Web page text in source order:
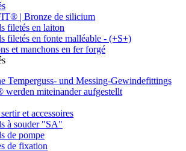
| Bronze de silicium
filetés en laiton
filetés en fonte malléable - (+S+)
et manchons en fer forgé
et accessoires
à souder "SA"
de pompe
de fixation